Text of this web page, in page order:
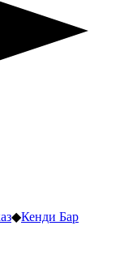
◆Кенди Бар